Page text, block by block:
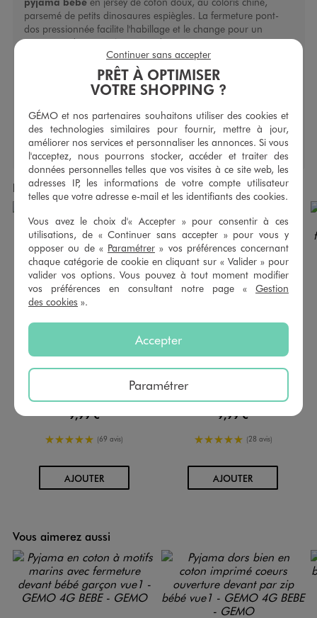
parsemé de petits dinosaures espiègles. La fermeture pont-
dos pressionnée facilite l'habillage et le change pour un
maximum de praticité au quotidien.
Caractéristiques
Type de fermeture :Bouton pression
Type de manche :
Produits achetés ensemble
Bodies manches longues avec messages bébé fille (lot de 3)
9,99 €
5/5 de moyenne
(69 avis)
AJOUTERAU PANIER
Body manches longues motifs coeurs bébé fille (lot de 3)
9,99 €
5/5 de moyenne
(28 avis)
AJOUTERAU PANIER
Vous aimerez aussi
PRÊT À OPTIMISER
VOTRE SHOPPING ?
GÉMO et nos partenaires souhaitons utiliser des cookies et
des technologies similaires pour fournir, mettre à jour,
améliorer nos services et personnaliser les annonces. Si vous
l'acceptez, nous pourrons stocker, accéder et traiter des
données personnelles telles que vos visites à ce site web, les
adresses IP, les informations de votre compte utilisateur
telles que votre adresse e-mail et les identifiants des cookies.
Vous avez le choix d'« Accepter » pour consentir à ces
utilisations, de « Continuer sans accepter » pour vous y
opposer ou de « Paramétrer » vos préférences concernant
chaque catégorie de cookie en cliquant sur « Valider » pour
valider vos options. Vous pouvez à tout moment modifier
vos préférences en consultant notre page « Gestion
des cookies ».
Accepter
Paramétrer
Continuer sans accepter